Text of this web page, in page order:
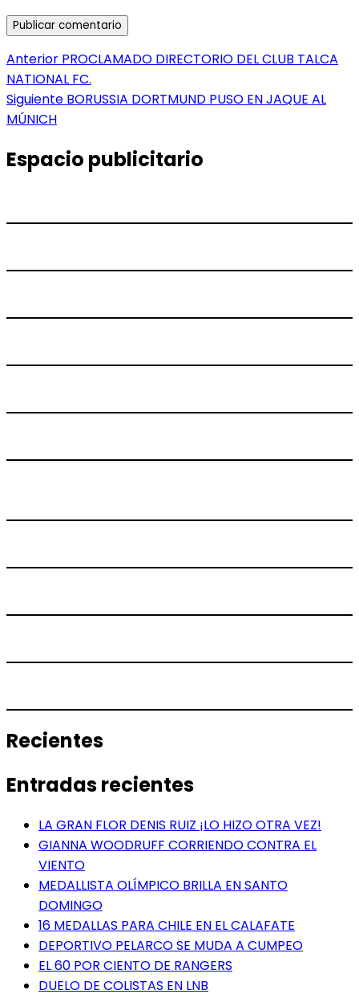
Navegación
de
entradas
Anterior Entrada
anterior:
PROCLAMADO DIRECTORIO DEL CLUB TALCA
NATIONAL FC.
Siguiente Entrada
BORUSSIA DORTMUND PUSO EN JAQUE AL
MÚNICH
Espacio publicitario
Recientes
Entradas recientes
LA GRAN FLOR DENIS RUIZ ¡LO HIZO OTRA VEZ!
GIANNA WOODRUFF CORRIENDO CONTRA EL
VIENTO
MEDALLISTA OLÍMPICO BRILLA EN SANTO
DOMINGO
16 MEDALLAS PARA CHILE EN EL CALAFATE
DEPORTIVO PELARCO SE MUDA A CUMPEO
EL 60 POR CIENTO DE RANGERS
DUELO DE COLISTAS EN LNB